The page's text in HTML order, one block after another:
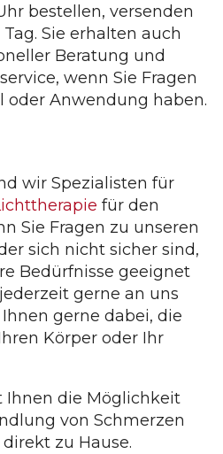
bestellen, versenden
Sie erhalten auch
Beratung und
wenn Sie Fragen
oder Anwendung haben.
wir Spezialisten für
für den
Sie Fragen zu unseren
sich nicht sicher sind,
Bedürfnisse geeignet
gerne an uns
gerne dabei, die
Körper oder Ihr
Ihnen die Möglichkeit
von Schmerzen
zu Hause.